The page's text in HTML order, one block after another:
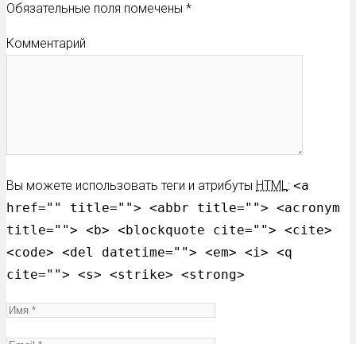
Обязательные поля помечены *
Комментарий
Вы можете использовать теги и атрибуты HTML: <a
href="" title=""> <abbr title=""> <acronym
title=""> <b> <blockquote cite=""> <cite>
<code> <del datetime=""> <em> <i> <q
cite=""> <s> <strike> <strong>